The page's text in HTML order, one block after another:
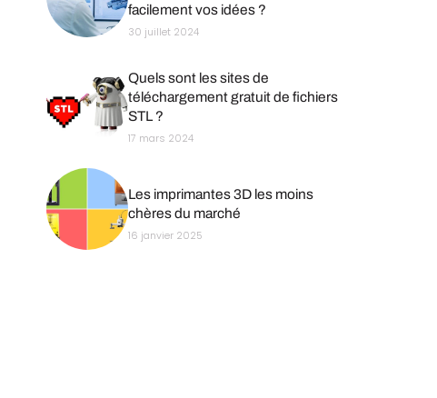
facilement vos idées ?
30 juillet 2024
Quels sont les sites de
téléchargement gratuit de fichiers
STL ?
17 mars 2024
Les imprimantes 3D les moins
chères du marché
16 janvier 2025